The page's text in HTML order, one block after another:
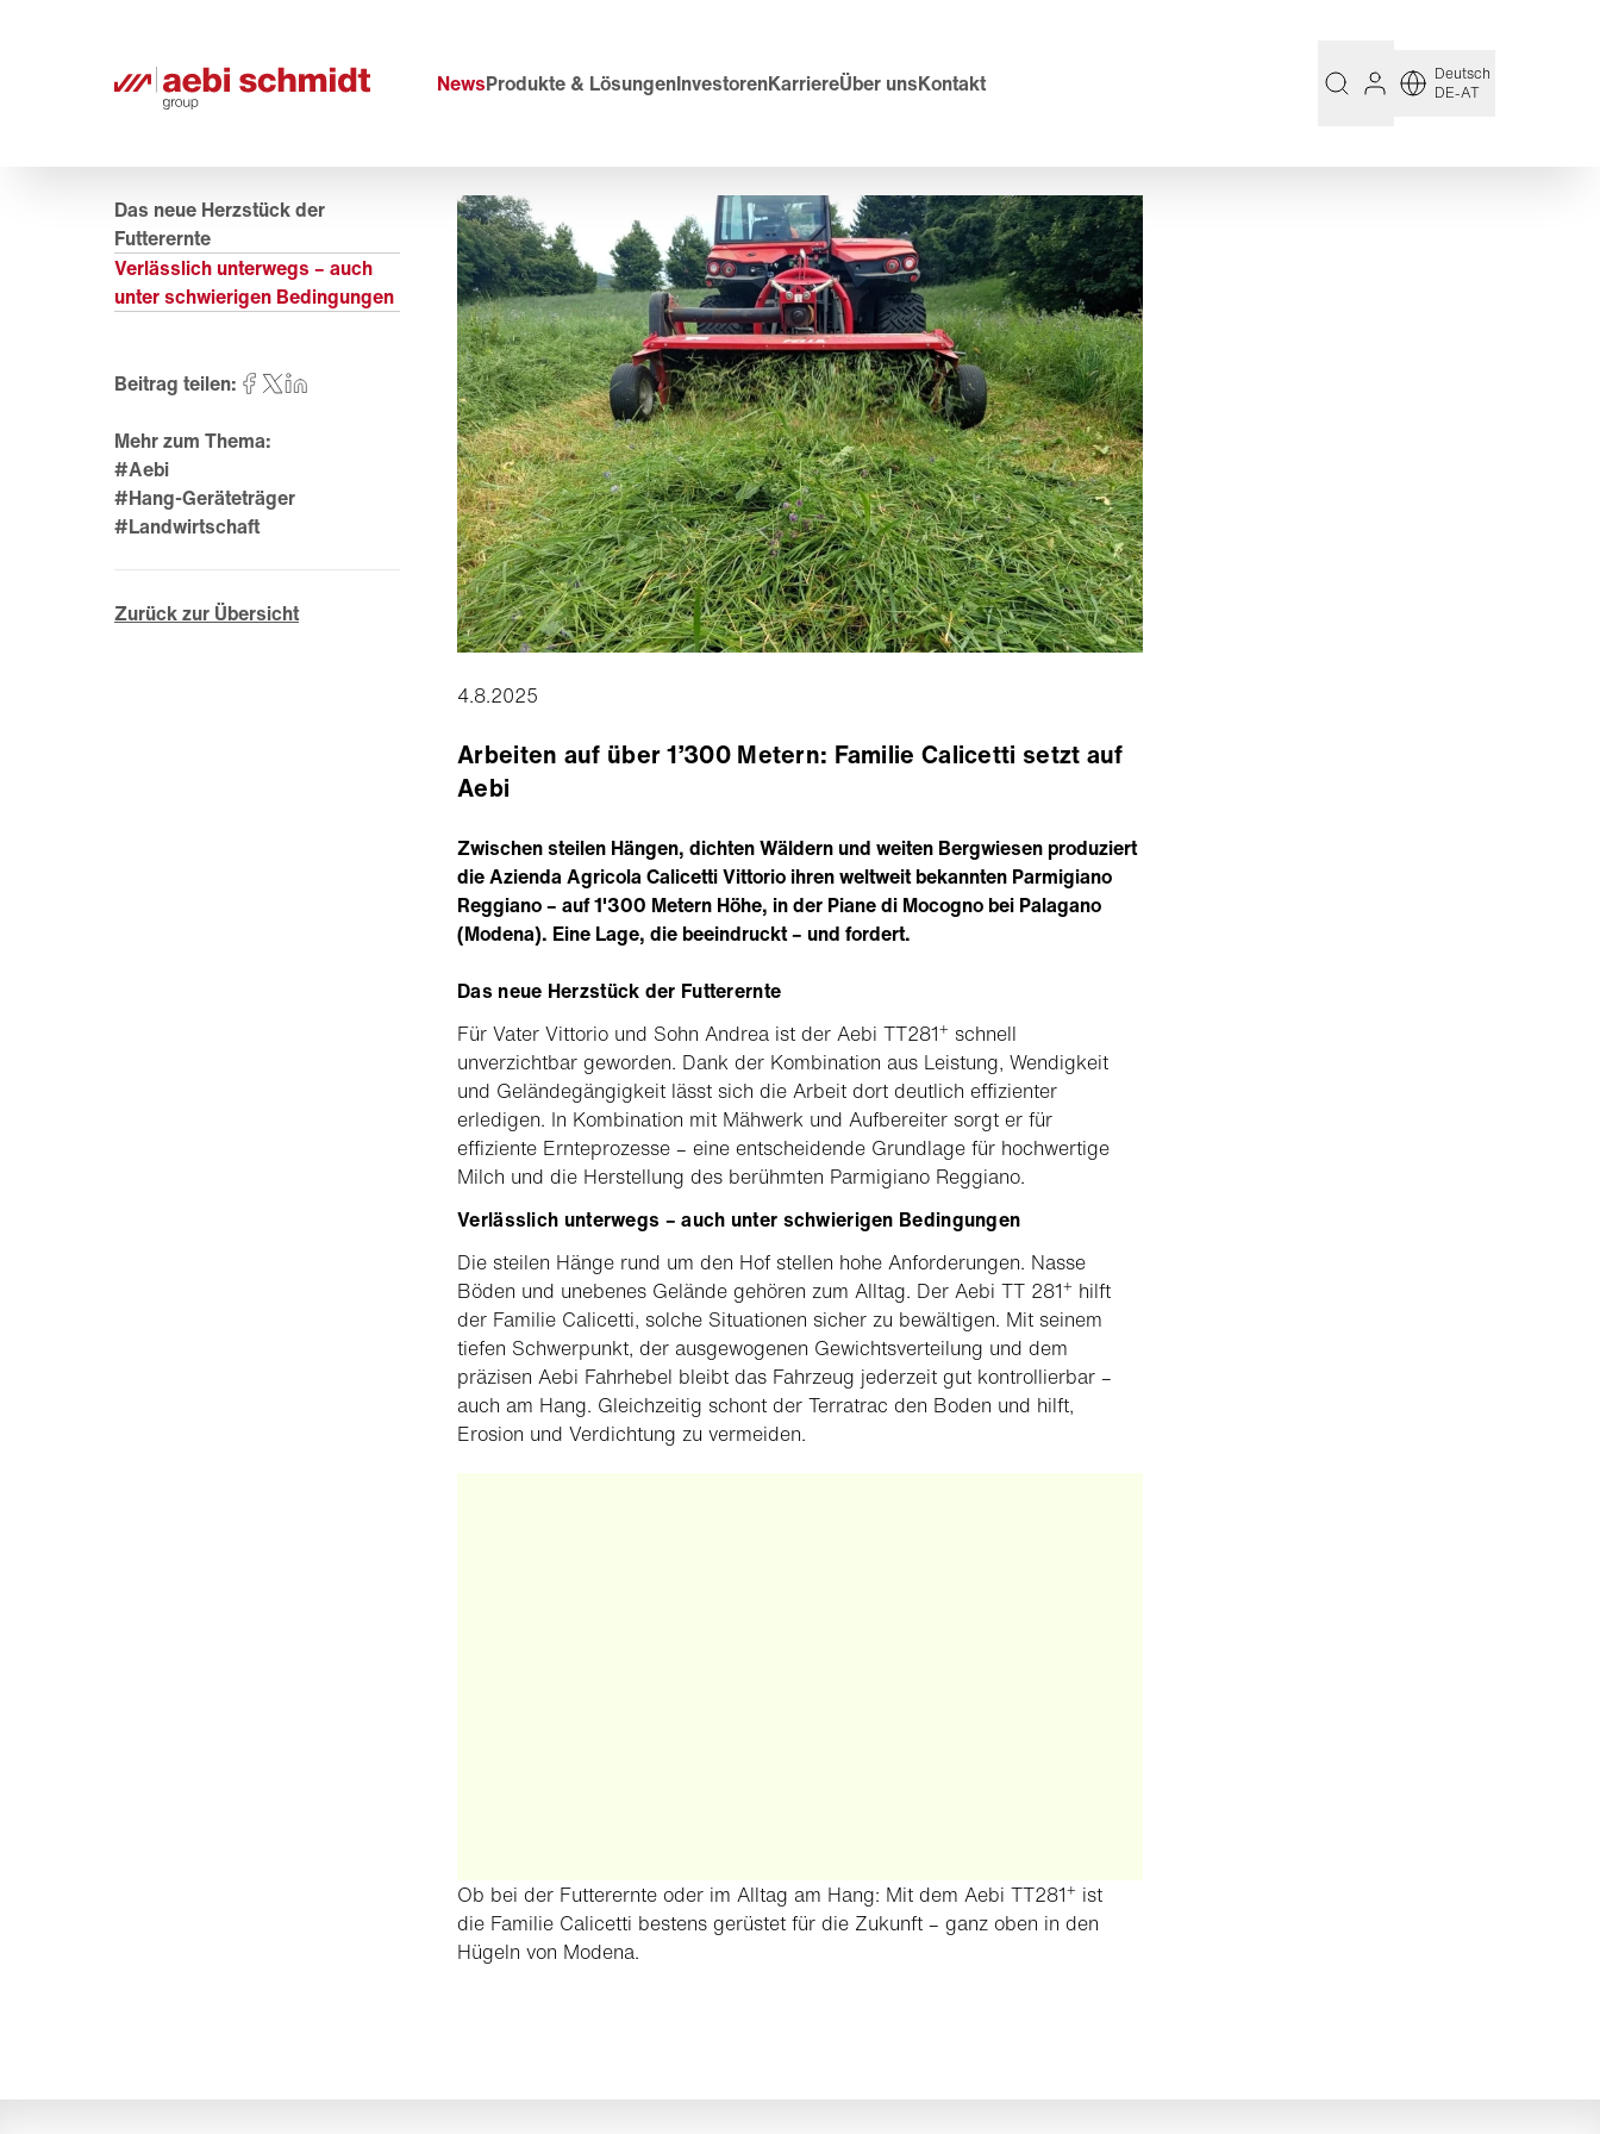
NewsProdukte & LösungenInvestorenKarriereÜber unsKontakt
Deutsch
DE-AT
Das neue Herzstück der
Futterernte
Verlässlich unterwegs – auch
unter schwierigen Bedingungen
Beitrag teilen:
Mehr zum Thema:
#Aebi
#Hang-Geräteträger
#Landwirtschaft
Zurück zur Übersicht
4.8.2025
Arbeiten auf über 1’300 Metern: Familie Calicetti setzt auf
Aebi
Zwischen steilen Hängen, dichten Wäldern und weiten Bergwiesen produziert
die Azienda Agricola Calicetti Vittorio ihren weltweit bekannten Parmigiano
Reggiano – auf 1'300 Metern Höhe, in der Piane di Mocogno bei Palagano
(Modena). Eine Lage, die beeindruckt – und fordert.
Das neue Herzstück der Futterernte
Für Vater Vittorio und Sohn Andrea ist der Aebi TT281+ schnell
unverzichtbar geworden. Dank der Kombination aus Leistung, Wendigkeit
und Geländegängigkeit lässt sich die Arbeit dort deutlich effizienter
erledigen. In Kombination mit Mähwerk und Aufbereiter sorgt er für
effiziente Ernteprozesse – eine entscheidende Grundlage für hochwertige
Milch und die Herstellung des berühmten Parmigiano Reggiano.
Verlässlich unterwegs – auch unter schwierigen Bedingungen
Die steilen Hänge rund um den Hof stellen hohe Anforderungen. Nasse
Böden und unebenes Gelände gehören zum Alltag. Der Aebi TT 281+ hilft
der Familie Calicetti, solche Situationen sicher zu bewältigen. Mit seinem
tiefen Schwerpunkt, der ausgewogenen Gewichtsverteilung und dem
präzisen Aebi Fahrhebel bleibt das Fahrzeug jederzeit gut kontrollierbar –
auch am Hang. Gleichzeitig schont der Terratrac den Boden und hilft,
Erosion und Verdichtung zu vermeiden.
Ob bei der Futterernte oder im Alltag am Hang: Mit dem Aebi TT281+ ist
die Familie Calicetti bestens gerüstet für die Zukunft – ganz oben in den
Hügeln von Modena.